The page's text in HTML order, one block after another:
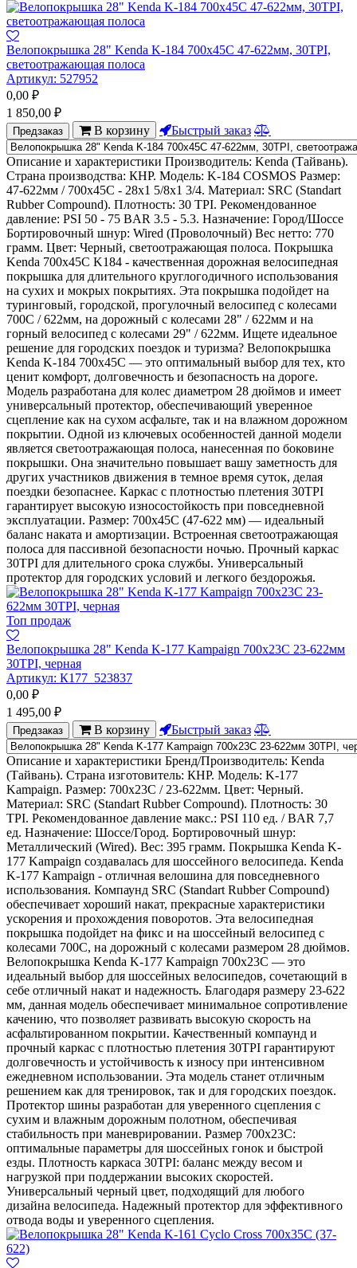
Велопокрышка 28" Kenda K-184 700х45С 47-622мм, 30TPI,
светоотражающая полоса
Артикул: 527952
0,00 ₽
1 850,00 ₽
Предзаказ В корзину Быстрый заказ
Описание и характеристики Производитель: Kenda (Тайвань).
Страна производства: КНР. Модель: K-184 COSMOS Размер:
47-622мм / 700х45С - 28х1 5/8х1 3/4. Материал: SRC (Standart
Rubber Compound). Плотность: 30 TPI. Рекомендованное
давление: PSI 50 - 75 BAR 3.5 - 5.3. Назначение: Город/Шоссе
Бортировочный шнур: Wired (Проволочный) Вес нетто: 770
грамм. Цвет: Черный, светоотражающая полоса. Покрышка
Kenda 700x45C K184 - качественная дорожная велосипедная
покрышка для длительного круглогодичного использования
на сухих и мокрых покрытиях. Эта покрышка подойдет на
туринговый, городской, прогулочный велосипед с колесами
700С / 622мм, на дорожный с колесами 28" / 622мм и на
горный велосипед с колесами 29" / 622мм. Ищете идеальное
решение для городских поездок и туризма? Велопокрышка
Kenda K-184 700х45С — это оптимальный выбор для тех, кто
ценит комфорт, долговечность и безопасность на дороге.
Модель разработана для колес диаметром 28 дюймов и имеет
универсальный протектор, обеспечивающий уверенное
сцепление как на сухом асфальте, так и на влажном дорожном
покрытии. Одной из ключевых особенностей данной модели
является светоотражающая полоса, нанесенная по боковине
покрышки. Она значительно повышает вашу заметность для
других участников движения в темное время суток, делая
поездки безопаснее. Каркас с плотностью плетения 30TPI
гарантирует высокую износостойкость при повседневной
эксплуатации. Размер: 700х45С (47-622 мм) — идеальный
баланс наката и амортизации. Встроенная светоотражающая
полоса для пассивной безопасности ночью. Прочный каркас
30TPI для длительного срока службы. Универсальный
протектор для городских условий и легкого бездорожья.
Топ продаж
Велопокрышка 28" Kenda K-177 Kampaign 700х23С 23-622мм
30TPI, черная
Артикул: К177_523837
0,00 ₽
1 495,00 ₽
Предзаказ В корзину Быстрый заказ
Описание и характеристики Бренд/Производитель: Kenda
(Тайвань). Страна изготовитель: КНР. Модель: K-177
Kampaign. Размер: 700x23C / 23-622мм. Цвет: Черный.
Материал: SRC (Standart Rubber Compound). Плотность: 30
TPI. Рекомендованное давление макс.: PSI 110 ед. / BAR 7,7
ед. Назначение: Шоссе/Город. Бортировочный шнур:
Металлический (Wired). Вес: 395 грамм. Покрышка Kenda K-
177 Kampaign создавалась для шоссейного велосипеда. Kenda
K-177 Kampaign - отличная велошина для повседневного
использования. Компаунд SRC (Standart Rubber Compound)
обеспечивает хороший накат, прекрасные характеристики
ускорения и прохождения поворотов. Эта велосипедная
покрышка подойдет на фикс и на шоссейный велосипед с
колесами 700С, на дорожный с колесами размером 28 дюймов.
Велопокрышка Kenda K-177 Kampaign 700х23С — это
идеальный выбор для шоссейных велосипедов, сочетающий в
себе отличный накат и надежность. Благодаря размеру 23-622
мм, данная модель обеспечивает минимальное сопротивление
качению, что позволяет развивать высокую скорость на
асфальтированном покрытии. Качественный компаунд и
прочный каркас с плотностью плетения 30TPI гарантируют
долговечность и устойчивость к износу при интенсивном
ежедневном использовании. Эта модель станет отличным
решением как для тренировок, так и для городских поездок.
Протектор шины разработан для уверенного сцепления с
сухим и влажным дорожным полотном, обеспечивая
стабильность при маневрировании. Размер 700x23C:
оптимальные параметры для шоссейных гонок и быстрой
езды. Плотность каркаса 30TPI: баланс между весом и
нагрузкой при поддержании высоких скоростей.
Универсальный черный цвет, подходящий для любого
дизайна велосипеда. Надежный протектор для эффективного
отвода воды и уверенного сцепления.